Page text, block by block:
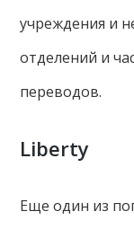
учреждения и
отделений и
переводов.
Liberty
Еще один из